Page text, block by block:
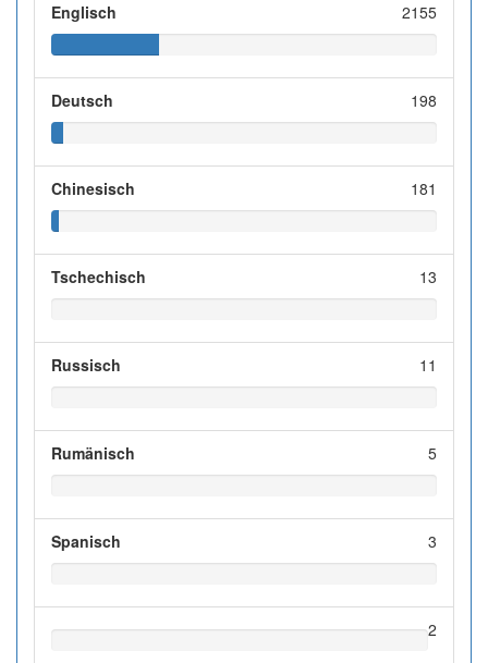
Englisch 2155
Deutsch 198
Chinesisch 181
Tschechisch 13
Russisch 11
Rumänisch 5
Spanisch 3
2